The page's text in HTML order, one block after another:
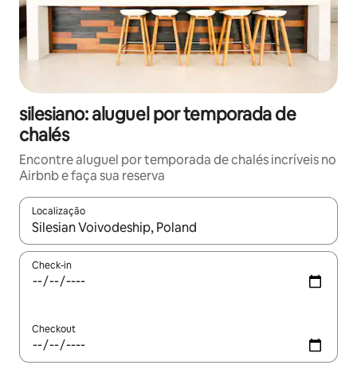
silesiano: aluguel por temporada de
chalés
Encontre aluguel por temporada de chalés incríveis no
Airbnb e faça sua reserva
Localização
Quando os resultados estiverem disponíveis, explore-os
Check-in
Checkout